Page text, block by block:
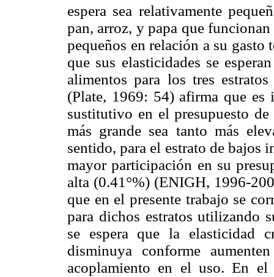
espera sea relativamente
pan, arroz, y papa que
pequeños en relación a su
que sus elasticidades se
alimentos para los tres
(Plate, 1969: 54) afirma que es
sustitutivo en el presupuesto
más grande sea tanto más
sentido, para el estrato de bajos
mayor participación en su
alta (0.41°%) (ENIGH, 1996-
que en el presente trabajo se
para dichos estratos utilizando
se espera que la elasticidad
disminuya conforme
acoplamiento en el uso. En el